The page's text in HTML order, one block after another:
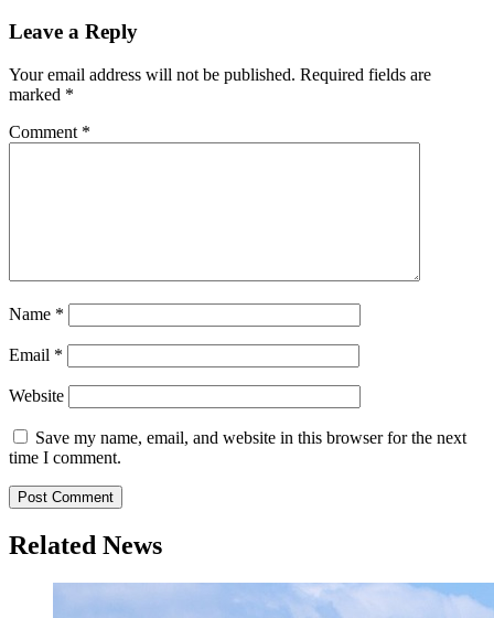
Leave a Reply
Your email address will not be published. Required fields are
marked *
Comment *
Name *
Email *
Website
Save my name, email, and website in this browser for the next
time I comment.
Related News